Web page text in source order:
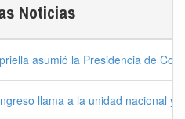
Noticias
asumió la Presidencia de
llama a la unidad nacional y